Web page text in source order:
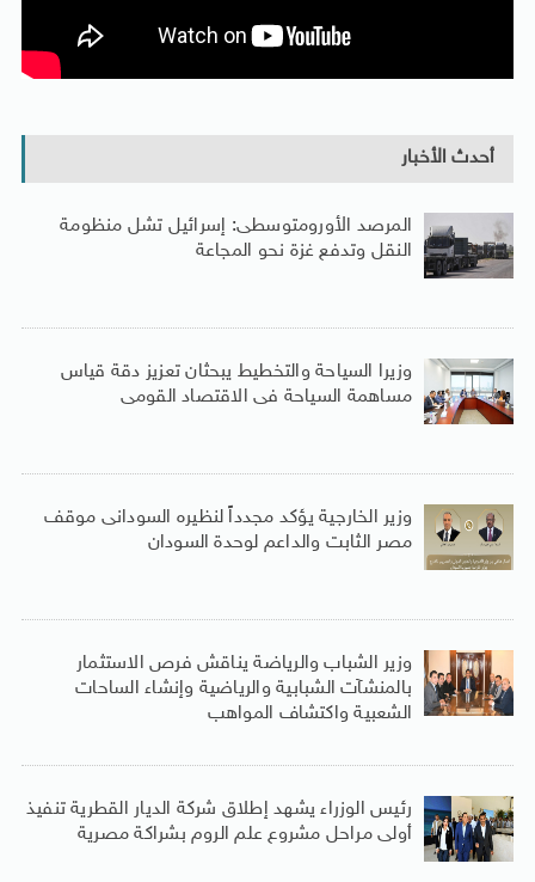
أحدث الأخبار
المرصد الأورومتوسطى: إسرائيل تشل منظومة
النقل وتدفع غزة نحو المجاعة
وزيرا السياحة والتخطيط يبحثان تعزيز دقة قياس
مساهمة السياحة فى الاقتصاد القومى
وزير الخارجية يؤكد مجدداً لنظيره السودانى موقف
مصر الثابت والداعم لوحدة السودان
وزير الشباب والرياضة يناقش فرص الاستثمار
بالمنشآت الشبابية والرياضية وإنشاء الساحات
الشعبية واكتشاف المواهب
رئيس الوزراء يشهد إطلاق شركة الديار القطرية تنفيذ
أولى مراحل مشروع علم الروم بشراكة مصرية